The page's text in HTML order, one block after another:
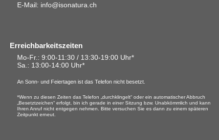
E-Mail: info@isonatura.ch
Erreichbarkeitszeiten
Mo-Fr.: 9:00-11:30 / 13:30-19:00 Uhr*
Sa. : 13:00-14:00 Uhr*
An Sonn- und Feiertagen ist das Telefon nicht besetzt.
*Wenn zu diesen Zeiten das Telefon „durchklingelt“ oder ein automatischer Abbruch
„Besetztzeichen“ erfolgt, bin ich gerade in einer Sitzung bzw. Unabkömmlich und kann
Ihren Anruf nicht entgegen nehmen. Bitte versuchen Sie es dann zu einem späteren
Zeitpunkt erneut.